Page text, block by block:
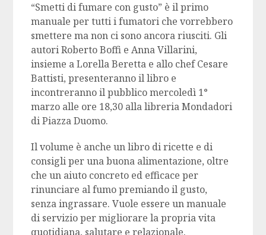
“Smetti di fumare con gusto” è il primo
manuale per tutti i fumatori che vorrebbero
smettere ma non ci sono ancora riusciti. Gli
autori Roberto Boffi e Anna Villarini,
insieme a Lorella Beretta e allo chef Cesare
Battisti, presenteranno il libro e
incontreranno il pubblico mercoledì 1°
marzo alle ore 18,30 alla libreria Mondadori
di Piazza Duomo.
Il volume è anche un libro di ricette e di
consigli per una buona alimentazione, oltre
che un aiuto concreto ed efficace per
rinunciare al fumo premiando il gusto,
senza ingrassare. Vuole essere un manuale
di servizio per migliorare la propria vita
quotidiana, salutare e relazionale.